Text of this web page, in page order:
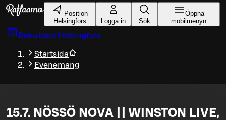
Gå till huvudinnehållet
Position
Helsingfors
Logga in Sök
Öppna
mobilmenyn
Boka bord Helsingfors
Startsida
Evenemang
15.7. NÖSSÖ NOVA || WINSTON LIVE,